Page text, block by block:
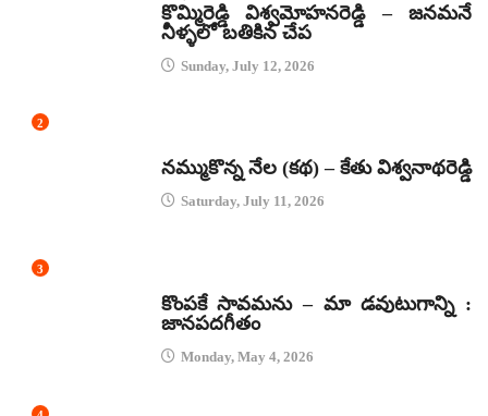
కొమ్మిరెడ్డి విశ్వమోహనరెడ్డి – జనమనే
నీళ్ళలో బతికిన చేప
Sunday, July 12, 2026
2
నమ్ముకొన్న నేల (కథ) – కేతు విశ్వనాథరెడ్డి
Saturday, July 11, 2026
3
కొంపకే సావమను – మా డవుటుగాన్ని :
జానపదగీతం
Monday, May 4, 2026